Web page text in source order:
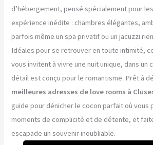
d’hébergement, pensé spécialement pour
expérience inédite : chambres élégantes,
parfois même un spa privatif ou un jacuzzi
Idéales pour se retrouver en toute intimité,
vous invitent à vivre une nuit unique, dans un
détail est conçu pour le romantisme. Prêt à
meilleures adresses de love rooms à
guide pour dénicher le cocon parfait où vous
moments de complicité et de détente, et
escapade un souvenir inoubliable.